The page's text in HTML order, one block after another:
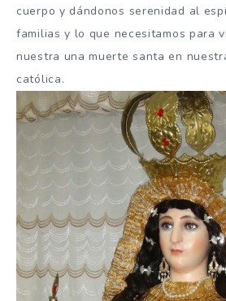
cuerpo y dándonos serenidad al
familias y lo que necesitamos para
nuestra una muerte santa en
católica.